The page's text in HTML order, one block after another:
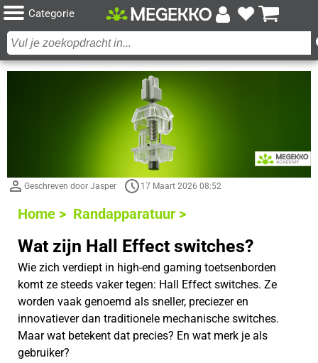
Categorie
Geschreven door Jasper 17 Maart 2026 08:52
Home > Randapparatuur >
Wat zijn Hall Effect switches?
Wie zich verdiept in high-end gaming toetsenborden
komt ze steeds vaker tegen: Hall Effect switches. Ze
worden vaak genoemd als sneller, preciezer en
innovatiever dan traditionele mechanische switches.
Maar wat betekent dat precies? En wat merk je als
gebruiker?